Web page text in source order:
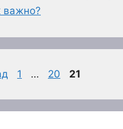
важно?
Страница
1 … Страница
20 Страница
21